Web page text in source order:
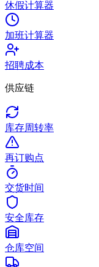
休假计算器
加班计算器
招聘成本
供应链
库存周转率
再订购点
交货时间
安全库存
仓库空间